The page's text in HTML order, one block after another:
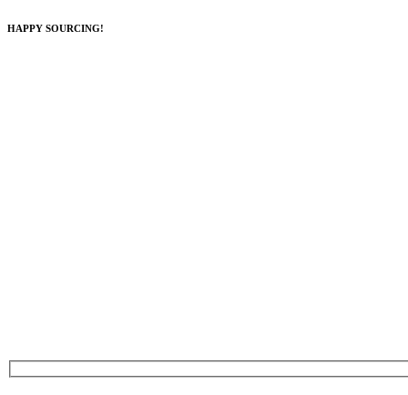
HAPPY SOURCING!